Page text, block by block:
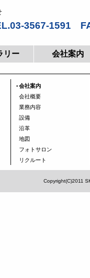
3567-1591
リー 会社案内
会社案内
会社概要
業務内容
設備
沿革
地図
フォトサロン
リクルート
Copyright(C)2011